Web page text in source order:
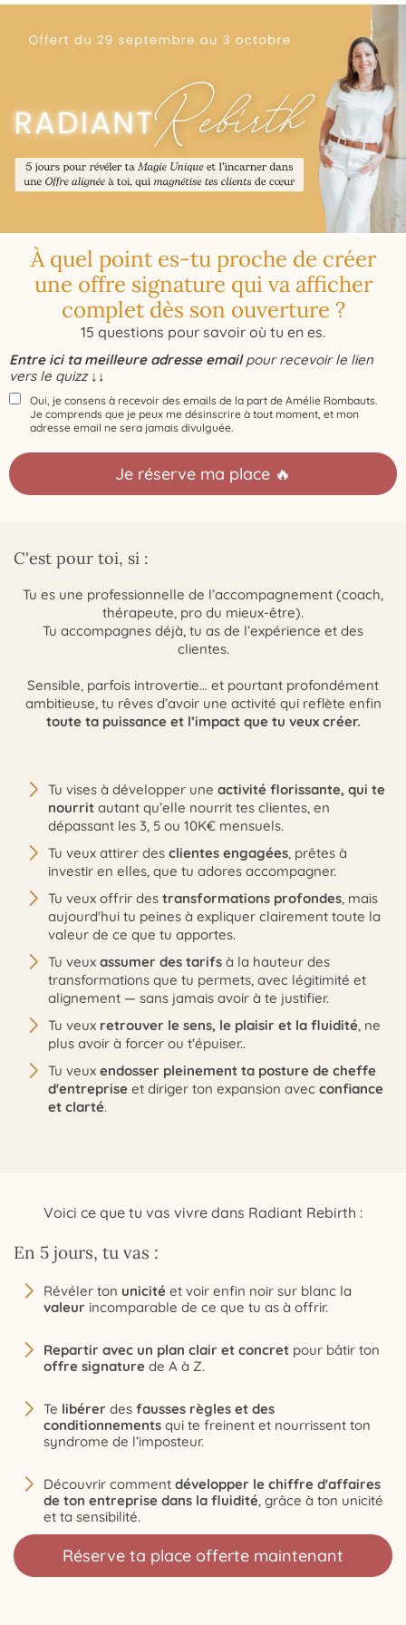
À quel point es-tu proche de créer
une offre signature qui va afficher
complet dès son ouverture ?
15 questions pour savoir où tu en es.
Entre ici ta meilleure adresse emailpour recevoir le lien
vers le quizz ↓↓
Oui, je consens à recevoir des emails de la part de Amélie Rombauts.
Je comprends que je peux me désinscrire à tout moment, et mon
adresse email ne sera jamais divulguée.
Je réserve ma place 🔥
C'est pour toi, si :
Tu es une professionnelle de l’accompagnement (coach,
thérapeute, pro du mieux-être).
Tu accompagnes déjà, tu as de l’expérience et des
clientes.
Sensible, parfois introvertie… et pourtant profondément
ambitieuse, tu rêves d’avoir une activité qui reflète enfin
toute ta puissance et l’impact que tu veux créer.
Tu vises à développer une activité florissante, qui te
nourrit autant qu’elle nourrit tes clientes, en
dépassant les 3, 5 ou 10K€ mensuels.
Tu veux attirer des clientes engagées, prêtes à
investir en elles, que tu adores accompagner.
Tu veux offrir des transformations profondes, mais
aujourd'hui tu peines à expliquer clairement toute la
valeur de ce que tu apportes.
Tu veux assumer des tarifs à la hauteur des
transformations que tu permets, avec légitimité et
alignement — sans jamais avoir à te justifier.
Tu veux retrouver le sens, le plaisir et la fluidité, ne
plus avoir à forcer ou t'épuiser..
Tu veux endosser pleinement ta posture de cheffe
d'entreprise et diriger ton expansion avec confiance
et clarté.
Voici ce que tu vas vivre dans Radiant Rebirth :
En 5 jours, tu vas :
Révéler ton unicité et voir enfin noir sur blanc la
valeur incomparable de ce que tu as à offrir.
Repartir avec un plan clair et concret pour bâtir ton
offre signature de A à Z.
Te libérer des fausses règles et des
conditionnements qui te freinent et nourrissent ton
syndrome de l’imposteur.
Découvrir comment développer le chiffre d'affaires
de ton entreprise dans la fluidité, grâce à ton unicité
et ta sensibilité.
Réserve ta place offerte maintenant